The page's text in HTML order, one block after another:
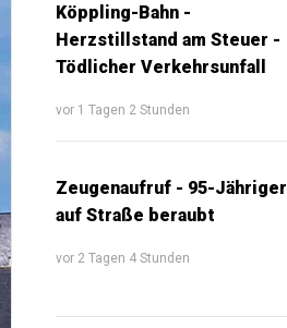
Köppling-Bahn -
Herzstillstand am Steuer -
Tödlicher Verkehrsunfall
vor 1 Tagen 2 Stunden
Zeugenaufruf - 95-Jähriger
auf Straße beraubt
vor 2 Tagen 4 Stunden